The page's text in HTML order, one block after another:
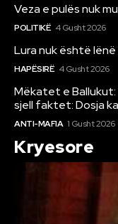
Veza e pulës nuk
POLITIKË 4 Gusht 2026
Lura nuk është lënë
HAPËSIRË 4 Gusht 2026
Mëkatet e Ballukut:
sjell faktet: Dosja
ANTI-MAFIA 1 Gusht 2026
Kryesore